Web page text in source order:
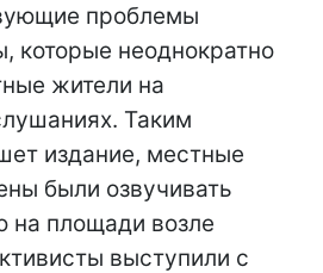
проблемы
которые неоднократно
жители на
Таким
издание, местные
были озвучивать
на площади возле
выступили с